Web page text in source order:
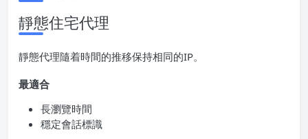
靜態住宅代理
靜態代理隨着時間的推移保持相同的IP。
最適合
長瀏覽時間
穩定會話標識